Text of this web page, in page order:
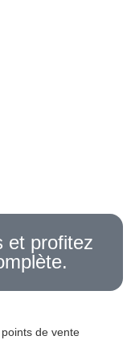
et profitez
de vente